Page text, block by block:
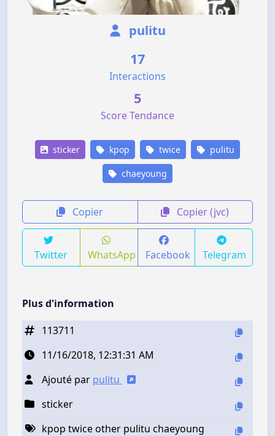
pulitu
17
Interactions
5
Score Tendance
sticker kpop twice pulitu
chaeyoung
Copier Copier (jvc)
Twitter WhatsApp Facebook Telegram
Plus d'information
113711
11/16/2018, 12:31:31 AM
Ajouté par pulitu
sticker
kpop twice other pulitu chaeyoung